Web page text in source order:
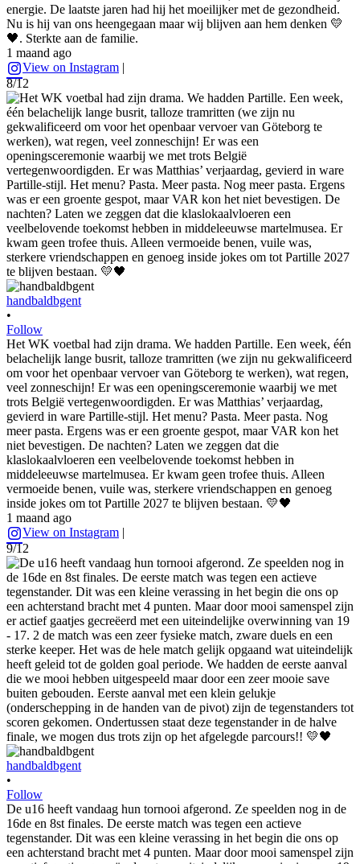
energie. De laatste jaren had hij het moeilijker met de gezondheid.
Nu is hij van ons heengegaan maar wij blijven aan hem denken 💛
🖤. Sterkte aan de familie.
1 maand ago
View on Instagram |
8/12
handbaldbgent
•
Follow
Het WK voetbal had zijn drama. We hadden Partille. Een week, één
belachelijk lange busrit, talloze tramritten (we zijn nu gekwalificeerd
om voor het openbaar vervoer van Göteborg te werken), wat regen,
veel zonneschijn! Er was een openingsceremonie waarbij we met
trots België vertegenwoordigden. Er was Matthias’ verjaardag,
gevierd in ware Partille-stijl. Het menu? Pasta. Meer pasta. Nog
meer pasta. Ergens was er een groente gespot, maar VAR kon het
niet bevestigen. De nachten? Laten we zeggen dat die
klaslokaalvloeren een veelbelovende toekomst hebben in
middeleeuwse martelmusea. Er kwam geen trofee thuis. Alleen
vermoeide benen, vuile was, sterkere vriendschappen en genoeg
inside jokes om tot Partille 2027 te blijven bestaan. 💛🖤
1 maand ago
View on Instagram |
9/12
handbaldbgent
•
Follow
De u16 heeft vandaag hun tornooi afgerond. Ze speelden nog in de
16de en 8st finales. De eerste match was tegen een actieve
tegenstander. Dit was een kleine verassing in het begin die ons op
een achterstand bracht met 4 punten. Maar door mooi samenspel zijn